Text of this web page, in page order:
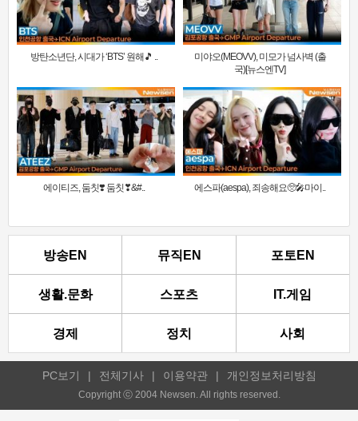
방탄소년단, 시대가 ‘BTS’ 원해🎵 ..
미야오(MEOVV), 미모가 넘사벽 (출
국)[뉴스엔TV]
에이티즈, 둠칫❣️ 둠칫❣&#.. 에스파(aespa), 죄송해요🥺🎤마이..
방송EN 뮤직EN 포토EN
생활.문화 스포츠 IT.게임
경제 정치 사회
PC보기 | 전체기사 | 이용약관 | 개인정보처리방침
Copyright ⓒ 2004 Newsen. All rights reserved.